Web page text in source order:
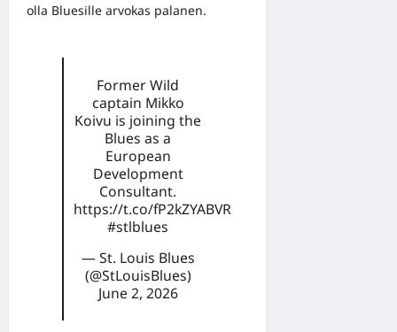
olla Bluesille arvokas palanen.
Former Wild
captain Mikko
Koivu is joining the
Blues as a
European
Development
Consultant.
https://t.co/fP2kZYABVR
#stlblues
— St. Louis Blues
(@StLouisBlues)
June 2, 2026